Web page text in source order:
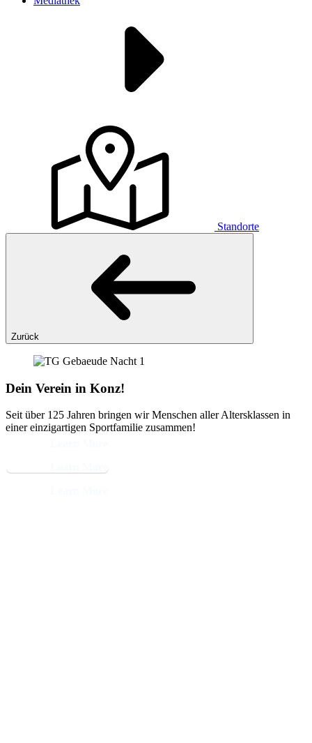
Standorte
Zurück
Dein Verein in Konz!
Seit über 125 Jahren bringen wir Menschen aller Altersklassen in
einer einzigartigen Sportfamilie zusammen!